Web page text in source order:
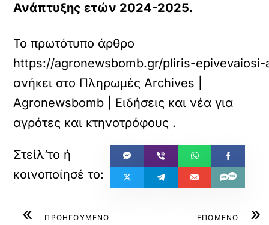
Ανάπτυξης ετών 2024-2025.
Το πρωτότυπο άρθρο
https://agronewsbomb.gr/pliris-
ανήκει στο Πληρωμές Archives |
Agronewsbomb | Ειδήσεις και νέα για
αγρότες και κτηνοτρόφους .
« ΠΡΟΗΓΟΥΜΕΝΟ »
ΕΠΟΜΕΝΟ